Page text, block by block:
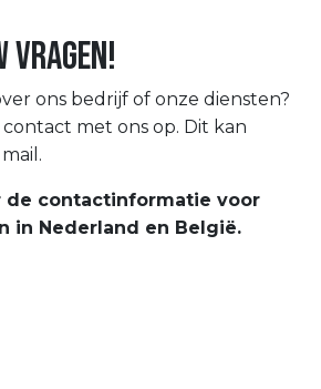
vragen!
ons bedrijf of onze diensten?
met ons op. Dit kan
de contactinformatie voor
in Nederland en België.